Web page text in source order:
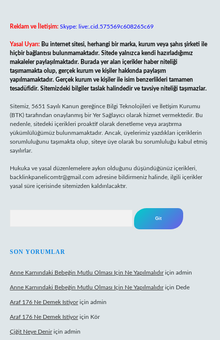
Reklam ve İletişim: Skype: live:.cid.575569c608265c69
Yasal Uyarı: Bu internet sitesi, herhangi bir marka, kurum veya şahıs şirketi ile
hiçbir bağlantısı bulunmamaktadır. Sitede yalnızca kendi hazırladığımız
makaleler paylaşılmaktadır. Burada yer alan içerikler haber niteliği
taşımamakta olup, gerçek kurum ve kişiler hakkında paylaşım
yapılmamaktadır. Gerçek kurum ve kişiler ile isim benzerlikleri tamamen
tesadüfidir. Sitemizdeki bilgiler taslak halindedir ve tavsiye niteliği taşımazlar.
Sitemiz, 5651 Sayılı Kanun gereğince Bilgi Teknolojileri ve İletişim Kurumu
(BTK) tarafından onaylanmış bir Yer Sağlayıcı olarak hizmet vermektedir. Bu
nedenle, sitedeki içerikleri proaktif olarak denetleme veya araştırma
yükümlülüğümüz bulunmamaktadır. Ancak, üyelerimiz yazdıkları içeriklerin
sorumluluğunu taşımakta olup, siteye üye olarak bu sorumluluğu kabul etmiş
sayılırlar.
Hukuka ve yasal düzenlemelere aykırı olduğunu düşündüğünüz içerikleri,
backlinkpanelicomtr@gmail.com adresine bildirmeniz halinde, ilgili içerikler
yasal süre içerisinde sitemizden kaldırılacaktır.
SON YORUMLAR
Anne Karnındaki Bebeğin Mutlu Olması Için Ne Yapılmalıdıriçin admin
Anne Karnındaki Bebeğin Mutlu Olması Için Ne Yapılmalıdıriçin Dede
Araf 176 Ne Demek Istiyoriçin admin
Araf 176 Ne Demek Istiyoriçin Kör
Çiğit Neye Deniriçin admin